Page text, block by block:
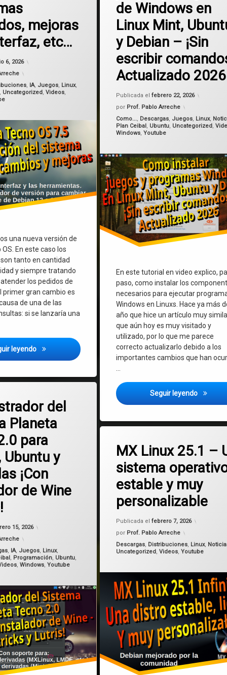
mejoras
etc…
6, 2026
, IA, Juegos, Linux,
, Uncategorized,Videos,
una nueva versión de
En este caso los
tanto en cantidad
y siempre tratando
los pedidos de
primer gran cambio es
de una de las
si se lanzaría una
leyendo Planeta Tecno OS 7.5 disponible: programas renovados,
de Windows en
Linux Mint,
y Debian – ¡Sin
escribir
Actualizado 2026
Publicada elfebrero 22, 2026
por Prof. Pablo Arreche
Categorías:
Como..., Descargas, Juegos, Linux,
Plan Ceibal, Ubuntu, Uncategorized,
Windows,Youtube
En este tutorial en video explico,
paso, como instalar los
necesarios para ejecutar
Windows en Linuxs. Hace ya más
año que hice un artículo muy
que aún hoy es muy visitado y
utilizado, por lo que me parece
correcto actualizarlo debido a los
importantes cambios que han
…
Seguir leyendo Como
Linux
lutris
Mint
programas
Windows
wine
del
Planeta
para
Ubuntu y
¡Con
de Wine
15, 2026
febrero 15, 2026
, IA, Juegos, Linux,
, Programación, Ubuntu,
,Windows,Youtube
en Administrador del Sistema Planeta Tecno 2.0 para Debian, Ubuntu y
MX Linux 25.1 –
sistema
estable y muy
personalizable
Publicada elfebrero 7, 2026
por Prof. Pablo Arreche
Categorías:
Descargas, Distribuciones, Linux,
Uncategorized,Videos,Youtube
Linux
MX Linux
MX Linux 25